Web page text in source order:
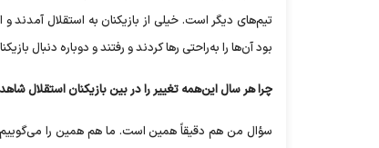
تیم‌های دیگر است. خیلی از بازیکنان به استقلال آمدند و
بود آن‌ها را به‌راحتی رها کردند و رفتند و دوباره دنبال
چرا هر سال این‌همه تغییر را در بین بازیکنان استقلال
سؤال من هم دقیقاً همین است. ما هم همین را می‌گوییم و